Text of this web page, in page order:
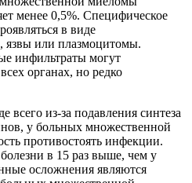
менее 0,5%. Специфическое
в виде
язвы или плазмоцитомы.
инфильтраты могут
органах, но редко
из-за подавления синтеза
у больных множественной
противостоять инфекции.
в 15 раз выше, чем у
осложнения являются